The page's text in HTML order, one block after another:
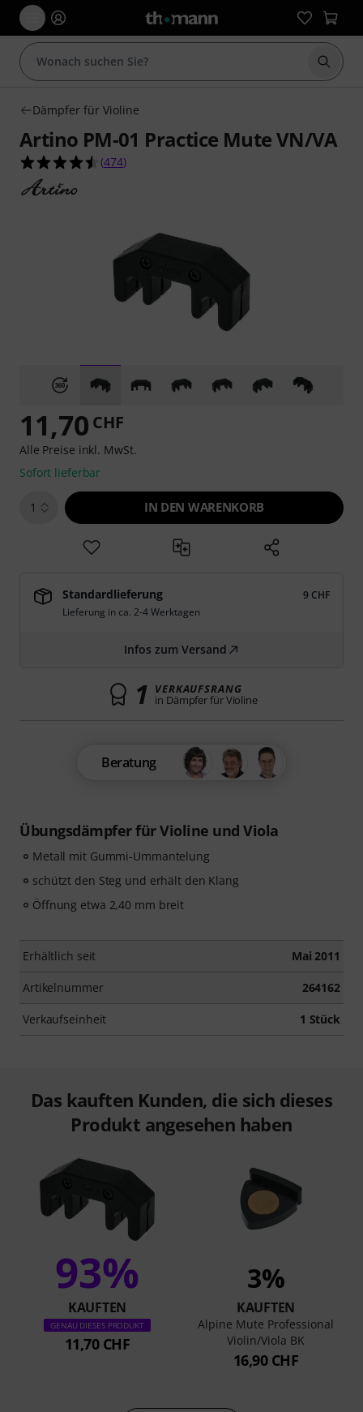
Suche
Dämpfer für Violine
Artino PM-01 Practice Mute VN/VA
4.5 von 5 Sternen aus 474 Kundenbewertungen
(474)
Übungsdämpfer für Violine und Viola
Metall mit Gummi-Ummantelung
schützt den Steg und erhält den Klang
Öffnung etwa 2,40 mm breit
Erhältlich seit Mai 2011
Artikelnummer 264162
Verkaufseinheit 1 Stück
11,70 CHF
Alle Preise inkl. MwSt.
Sofort lieferbar
1 IN DEN WARENKORB
Standardlieferung
9 CHF
Lieferung in ca. 2-4 Werktagen
Infos zum Versand
1 VERKAUFSRANG
in Dämpfer für Violine
Beratung
Das kauften Kunden, die sich dieses
Produkt angesehen haben
93%
KAUFTEN
GENAU DIESES PRODUKT
11,70 CHF
3%
KAUFTEN
Alpine Mute Professional
Violin/Viola BK
16,90 CHF